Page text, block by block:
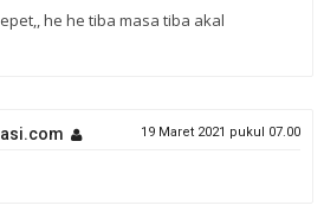
he he tiba masa tiba akal
19 Maret 2021 pukul 07.00